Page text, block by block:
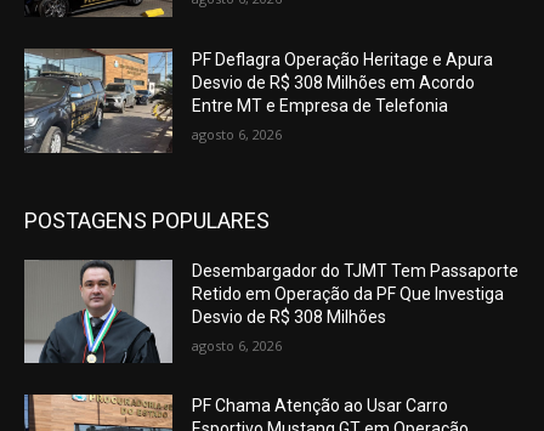
PF Deflagra Operação Heritage e Apura
Desvio de R$ 308 Milhões em Acordo
Entre MT e Empresa de Telefonia
agosto 6, 2026
POSTAGENS POPULARES
Desembargador do TJMT Tem Passaporte
Retido em Operação da PF Que Investiga
Desvio de R$ 308 Milhões
agosto 6, 2026
PF Chama Atenção ao Usar Carro